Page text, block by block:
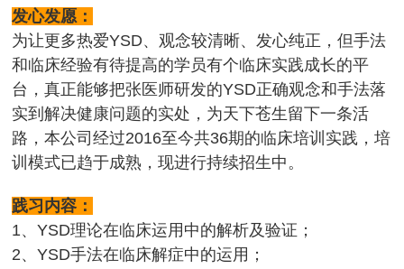
发心发愿：
为让更多热爱YSD、观念较清晰、发心纯正，但手法
和临床经验有待提高的学员有个临床实践成长的平
台，真正能够把张医师研发的YSD正确观念和手法落
实到解决健康问题的实处，为天下苍生留下一条活
路，本公司经过2016至今共36期的临床培训实践，培
训模式已趋于成熟，现进行持续招生中。
践习内容：
1、YSD理论在临床运用中的解析及验证；
2、YSD手法在临床解症中的运用；